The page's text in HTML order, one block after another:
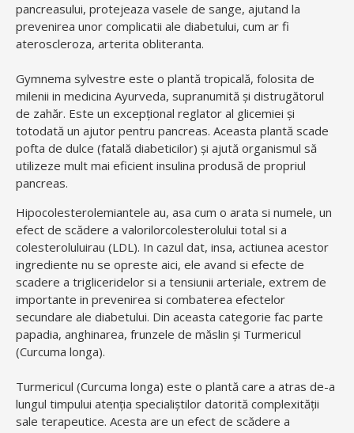
pancreasului, protejeaza vasele de sange, ajutand la
prevenirea unor complicatii ale diabetului, cum ar fi
ateroscleroza, arterita obliteranta.
Gymnema sylvestre este o plantă tropicală, folosita de
milenii in medicina Ayurveda, supranumită și distrugătorul
de zahăr. Este un excepţional reglator al glicemiei şi
totodată un ajutor pentru pancreas. Aceasta plantă scade
pofta de dulce (fatală diabeticilor) și ajută organismul să
utilizeze mult mai eficient insulina produsă de propriul
pancreas.
Hipocolesterolemiantele au, asa cum o arata si numele, un
efect de scădere a valorilorcolesterolului total si a
colesteroluluirau (LDL). In cazul dat, insa, actiunea acestor
ingrediente nu se opreste aici, ele avand si efecte de
scadere a trigliceridelor si a tensiunii arteriale, extrem de
importante in prevenirea si combaterea efectelor
secundare ale diabetului. Din aceasta categorie fac parte
papadia, anghinarea, frunzele de măslin și Turmericul
(Curcuma longa).
Turmericul (Curcuma longa) este o plantă care a atras de-a
lungul timpului atenția specialiștilor datorită complexității
sale terapeutice. Acesta are un efect de scădere a